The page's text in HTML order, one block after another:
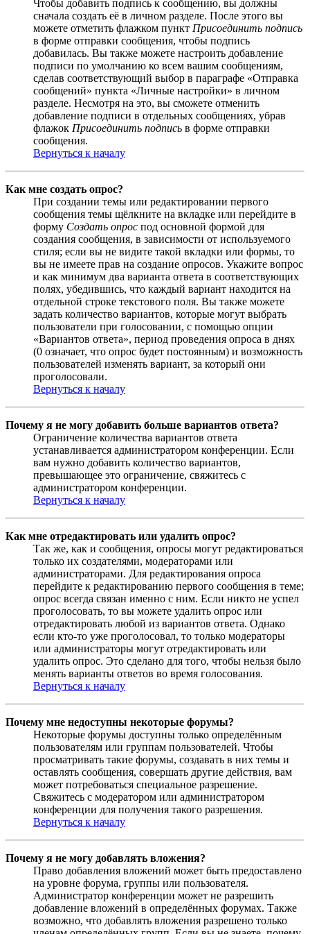
Чтобы добавить подпись к сообщению, вы должны
сначала создать её в личном разделе. После этого вы
можете отметить флажком пункт Присоединить подпись
в форме отправки сообщения, чтобы подпись
добавилась. Вы также можете настроить добавление
подписи по умолчанию ко всем вашим сообщениям,
сделав соответствующий выбор в параграфе «Отправка
сообщений» пункта «Личные настройки» в личном
разделе. Несмотря на это, вы сможете отменить
добавление подписи в отдельных сообщениях, убрав
флажок Присоединить подпись в форме отправки
сообщения.
Вернуться к началу
Как мне создать опрос?
При создании темы или редактировании первого
сообщения темы щёлкните на вкладке или перейдите в
форму Создать опрос под основной формой для
создания сообщения, в зависимости от используемого
стиля; если вы не видите такой вкладки или формы, то
вы не имеете прав на создание опросов. Укажите вопрос
и как минимум два варианта ответа в соответствующих
полях, убедившись, что каждый вариант находится на
отдельной строке текстового поля. Вы также можете
задать количество вариантов, которые могут выбрать
пользователи при голосовании, с помощью опции
«Вариантов ответа», период проведения опроса в днях
(0 означает, что опрос будет постоянным) и возможность
пользователей изменять вариант, за который они
проголосовали.
Вернуться к началу
Почему я не могу добавить больше вариантов ответа?
Ограничение количества вариантов ответа
устанавливается администратором конференции. Если
вам нужно добавить количество вариантов,
превышающее это ограничение, свяжитесь с
администратором конференции.
Вернуться к началу
Как мне отредактировать или удалить опрос?
Так же, как и сообщения, опросы могут редактироваться
только их создателями, модераторами или
администраторами. Для редактирования опроса
перейдите к редактированию первого сообщения в теме;
опрос всегда связан именно с ним. Если никто не успел
проголосовать, то вы можете удалить опрос или
отредактировать любой из вариантов ответа. Однако
если кто-то уже проголосовал, то только модераторы
или администраторы могут отредактировать или
удалить опрос. Это сделано для того, чтобы нельзя было
менять варианты ответов во время голосования.
Вернуться к началу
Почему мне недоступны некоторые форумы?
Некоторые форумы доступны только определённым
пользователям или группам пользователей. Чтобы
просматривать такие форумы, создавать в них темы и
оставлять сообщения, совершать другие действия, вам
может потребоваться специальное разрешение.
Свяжитесь с модератором или администратором
конференции для получения такого разрешения.
Вернуться к началу
Почему я не могу добавлять вложения?
Право добавления вложений может быть предоставлено
на уровне форума, группы или пользователя.
Администратор конференции может не разрешить
добавление вложений в определённых форумах. Также
возможно, что добавлять вложения разрешено только